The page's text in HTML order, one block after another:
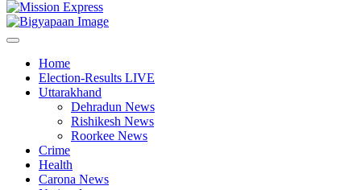
Home
Election-Results LIVE
Uttarakhand
Dehradun News
Rishikesh News
Roorkee News
Crime
Health
Carona News